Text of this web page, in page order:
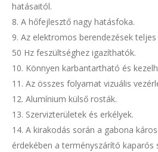
hatásaitól.
8. A hőfejlesztő nagy hatásfoka.
9. Az elektromos berendezések
50 Hz feszültséghez igazíthatók.
10. Könnyen karbantartható és
11. Az összes folyamat vizuális
12. Alumínium külső rosták.
13. Szervizterületek és erkélyek.
14. A kirakodás során a gabona
érdekében a terményszárító kaparós